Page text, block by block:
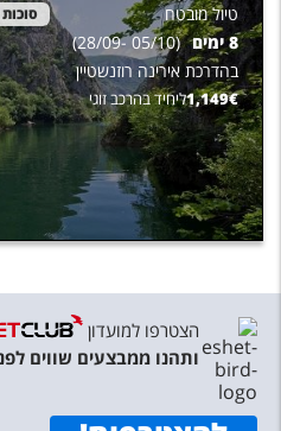
טיול מובטח סוכות
8ימים (
05/10
-
28/09
)
בהדרכת אירינה רוזנשטיין
1,149€ ליחיד בהרכב זוגי
הצטרפו למועדון
ותהנו ממבצעים שווים